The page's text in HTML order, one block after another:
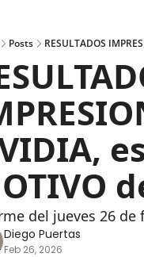
Posts RESULTADOS
del jueves 26 de
Diego Puertas
Feb 26, 2026